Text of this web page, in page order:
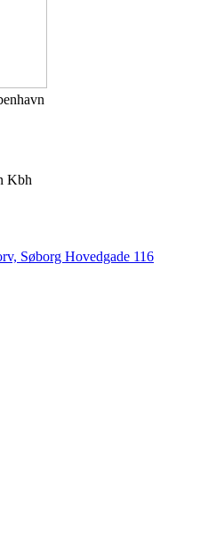
Kbh
Søborg Hovedgade 116